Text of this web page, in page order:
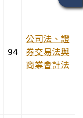
94
公司法、證
券交易法與
商業會計法